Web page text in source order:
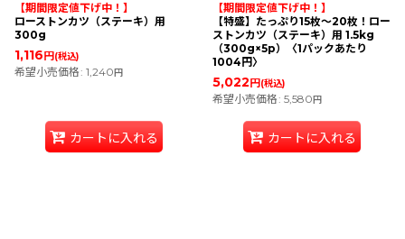
【期間限定値下げ中！】
ローストンカツ（ステーキ）用
300g
1,116 円 (税込)
希望小売価格: 1,240 円
カートに入れる
【期間限定値下げ中！】
【特盛】たっぷり15枚〜20枚！ロー
ストンカツ（ステーキ）用 1.5kg
（300g×5p）〈1パックあたり
1004円〉
5,022 円 (税込)
希望小売価格: 5,580 円
カートに入れる